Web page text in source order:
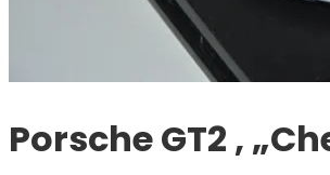
Porsche GT2 ,